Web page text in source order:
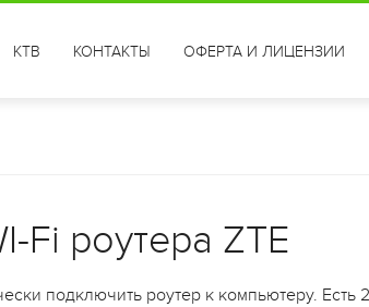
КТВ КОНТАКТЫ ОФЕРТА И ЛИЦЕНЗИИ
Fi роутера ZTE
подключить роутер к компьютеру. Есть